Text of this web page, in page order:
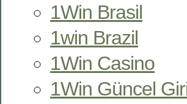
1Win Brasil
1win Brazil
1Win Casino
1Win Güncel